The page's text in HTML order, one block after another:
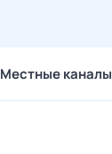
Местные каналы